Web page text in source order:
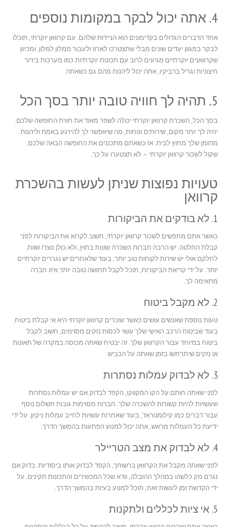
4. אתה יכול לבקר במקומות נוספים
אחד הדברים הגדולים בקדימונים הוא הניידות שלהם. עם קרוואן יוקרתי, תוכלו
לבקר במגוון יעדים שונים מבלי שתצטרכו לארוז ולעבור ממלון למלון. ומכיוון
שקרוואנים יוקרתיים מגיעים לרוב עם תכונות יוקרתיות כמו מערכות בידור
חיצוניות וגריל ברביקיו, אתה יכול ליהנות מהם גם כשאתה
5. תהיה לך חוויה טובה יותר בסך הכל
בסך הכל, השכרת קרוואן יוקרתי יכולה לשפר מאוד את חווית החופשה שלכם.
יהיה לך יותר מקום, שירותים ונוחות, מה שיאפשר לך להירגע באמת וליהנות
מהזמן שלך מחוץ לבית. אז כשאתם מתכננים את החופשה הבאה שלכם,
שקול לשכור קרוואן יוקרתי – לא תצטערו על כך.
טעויות נפוצות שניתן לעשות בהשכרת
קרוואן
1. לא בודקים את הביקורות
כאשר אתם מחפשים לשכור קרוואן יוקרתי, חשוב לקרוא את הביקורות לפני
קבלת החלטה. יש הרבה חברות השכרה שונות בחוץ, ולא כולן נוצרו שוות.
לחלקם אולי יש שירות לקוחות טוב יותר, בעוד שלאחרים יש נגררים יוקרתיים
יותר. על ידי קריאת הביקורות, תוכל לקבל תחושה טובה יותר איזו חברה
מתאימה לך.
2. לא מקבל ביטוח
טעות נוספת שאנשים עושים כאשר שוכרים קרוואן יוקרתי היא אי קבלת ביטוח.
בעוד שביטוח הרכב האישי שלך עשוי לכסות נזקים מסוימים, חשוב לקבל
ביטוח במיוחד עבור הקרוואן שלך. זה יבטיח שאתה מכוסה במקרה של תאונות
או נזקים שיתרחשו בזמן שאתה על הכביש.
3. לא לבדוק עמלות נסתרות
לפני שאתה חותם על הקו המקווקו, הקפד לבדוק אם יש עמלות נסתרות
שעשויות להיות קשורות להשכרה שלך. חברות מסוימות גובות תשלום נוסף
עבור דברים כמו קילומטראז', בעוד שאחרות עשויות לחייב עמלות ניקיון. על ידי
ידיעת כל העמלות מראש, אתה יכול למנוע הפתעות בהמשך הדרך.
4. לא לבדוק את מצב הטריילר
לפני שאתה מקבל את הקרוואן ברשותך, הקפד לבדוק אותו ביסודיות. בדוק אם
נגרם נזק כלשהו במהלך ההובלה, וודא שכל המכשירים והתכונות תקינים. על
ידי הקדשת זמן לעשות זאת, תוכל למנוע בעיות בהמשך הדרך.
5. אי ציות לכללים ולתקנות